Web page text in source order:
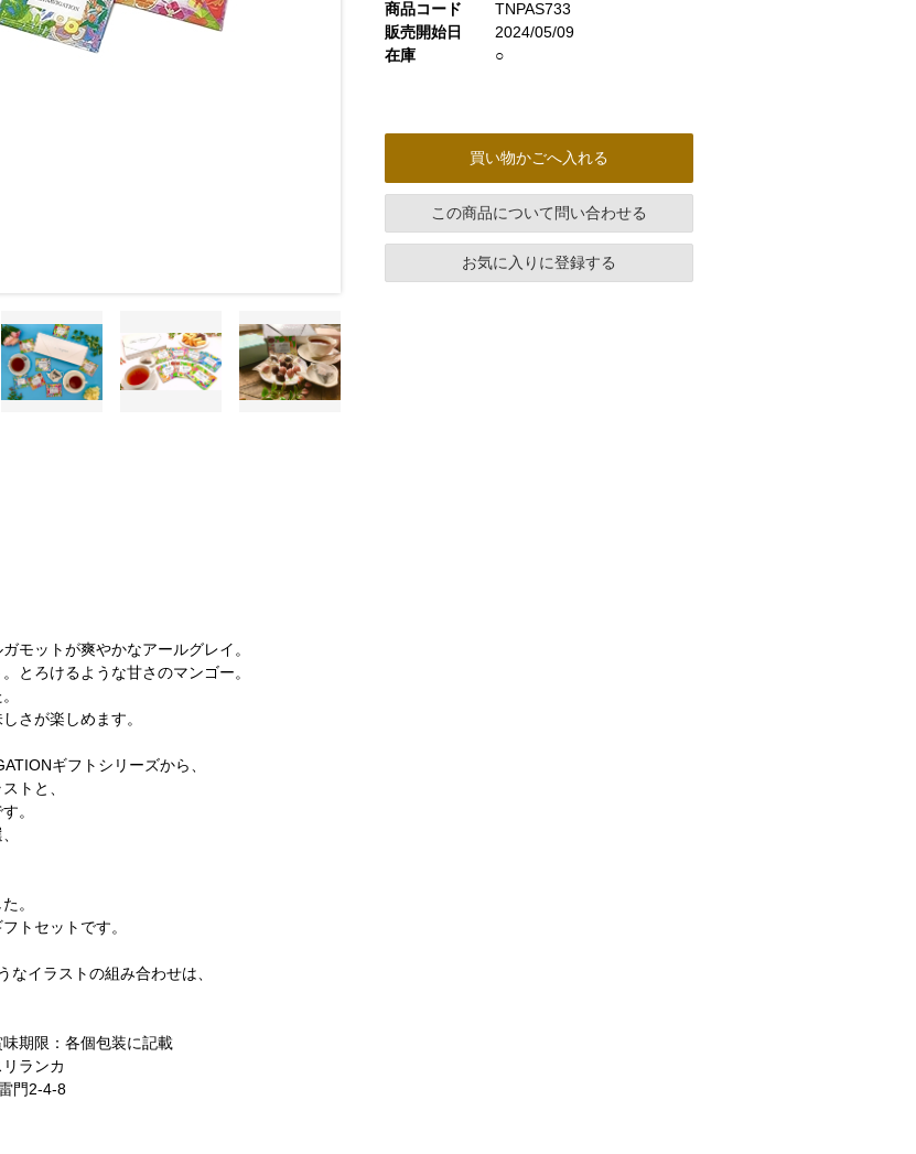
モットが爽やかなアールグレイ。
とろけるような甘さのマンゴー。
さが楽しめます。
ギフトシリーズから、
トと、
。
。
トセットです。
イラストの組み合わせは、
期限：各個包装に記載
ランカ
門2-4-8
商品コード
TNPAS733
販売開始日
2024/05/09
在庫
○
買い物かごへ入れる
この商品について問い合わせる
お気に入りに登録する